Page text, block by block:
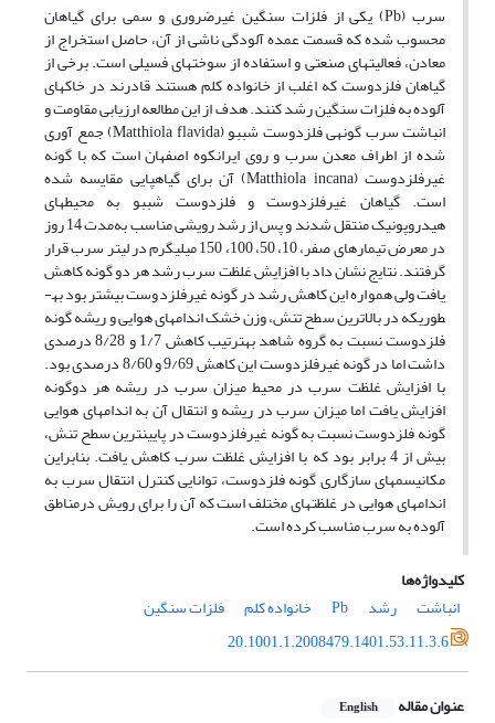
سرب (Pb) یکی از فلزات سنگین غیرضروری و سمی برای گیاهان
محسوب شده که قسمت عمده آلودگی ناشی از آن، حاصل استخراج از
معادن، فعالیت­های صنعتی و استفاده از سوخت­های فسیلی است. برخی از
گیاهان فلزدوست که اغلب از خانواده کلم هستند قادرند در خاک­های
آلوده به فلزات سنگین رشد کنند. هدف از این مطالعه ارزیابی مقاومت و
انباشت سرب گونه­ی فلزدوست شب­بو (Matthiola flavida) جمع آوری
شده از اطراف معدن سرب و روی ایرانکوه اصفهان است که با گونه
غیرفلزدوست (Matthiola incana) آن برای گیاه­پایی مقایسه شده
است. گیاهان غیرفلزدوست و فلزدوست شب­بو به محیط­های
هیدروپونیک منتقل شدند و پس از رشد رویشی مناسب به‌مدت 14 روز
در معرض تیمارهای صفر، 10، 50، 100، 150 میلی­گرم در لیتر سرب قرار
گرفتند. نتایج نشان داد با افزایش غلظت سرب رشد هر دو گونه کاهش
یافت ولی همواره این کاهش رشد در گونه غیرفلزدوست بیشتر بود به­
طوری­که در بالاترین سطح تنش، وزن خشک اندام­های هوایی و ریشه گونه
فلزدوست نسبت به گروه شاهد به­ترتیب کاهش 1/7 و 8/28 درصدی
داشت اما در گونه غیرفلزدوست این کاهش 9/69 و 8/60 درصدی بود.
با افزایش غلظت سرب در محیط میزان سرب در ریشه هر دوگونه
افزایش یافت اما میزان سرب در ریشه و انتقال آن به اندام­های هوایی
گونه فلزدوست نسبت به گونه غیرفلزدوست در پایین­ترین سطح تنش،
بیش از 4 برابر بود که با افزایش غلظت سرب کاهش یافت. بنابراین
مکانیسم­های سازگاری گونه فلزدوست، توانایی کنترل انتقال سرب به
اندام­های هوایی در غلظت­های مختلف است که آن را برای رویش درمناطق
آلوده به سرب مناسب کرده است.
کلیدواژه‌ها
انباشت
رشد Pb خانواده کلم
فلزات سنگین
20.1001.1.2008479.1401.53.11.3.6
عنوان مقاله English